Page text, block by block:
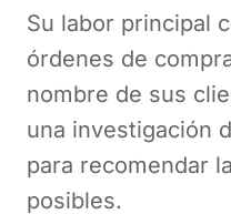
Su labor principal
órdenes de
nombre de sus
una investigación
para recomendar
posibles​.